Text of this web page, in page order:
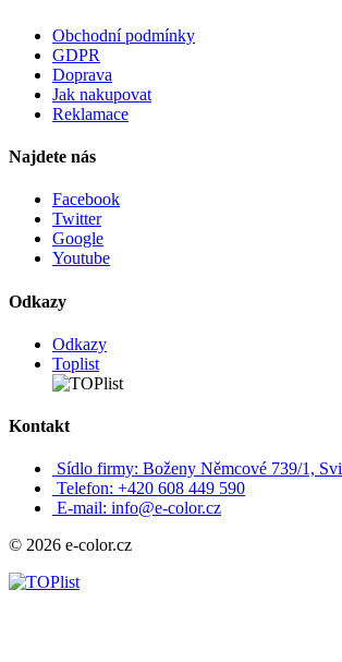
Obchodní podmínky
GDPR
Doprava
Jak nakupovat
Reklamace
Najdete nás
Facebook
Twitter
Google
Youtube
Odkazy
Odkazy
Toplist
Kontakt
Sídlo firmy: Boženy Němcové 739/1,
Telefon: +420 608 449 590
E-mail: info@e-color.cz
© 2026 e-color.cz